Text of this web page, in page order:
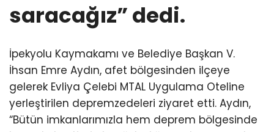
saracağız” dedi.
İpekyolu Kaymakamı ve Belediye Başkan V.
İhsan Emre Aydın, afet bölgesinden ilçeye
gelerek Evliya Çelebi MTAL Uygulama Oteline
yerleştirilen depremzedeleri ziyaret etti. Aydın,
“Bütün imkanlarımızla hem deprem bölgesinde